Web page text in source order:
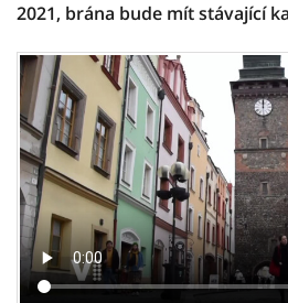
2021, brána bude mít stávající